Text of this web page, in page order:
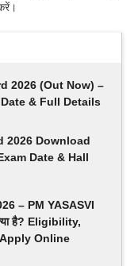
2026 (Out Now) –
& Full Details
2026 Download
Date & Hall
– PM YASASVI
है? Eligibility,
Online